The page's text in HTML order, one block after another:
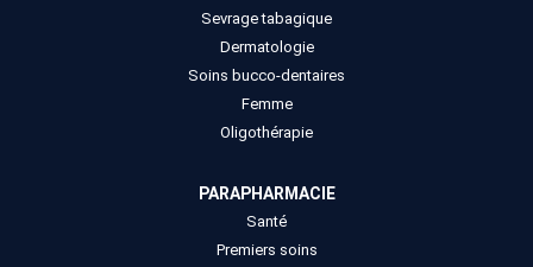
Sevrage tabagique
Dermatologie
Soins bucco-dentaires
Femme
Oligothérapie
PARAPHARMACIE
Santé
Premiers soins